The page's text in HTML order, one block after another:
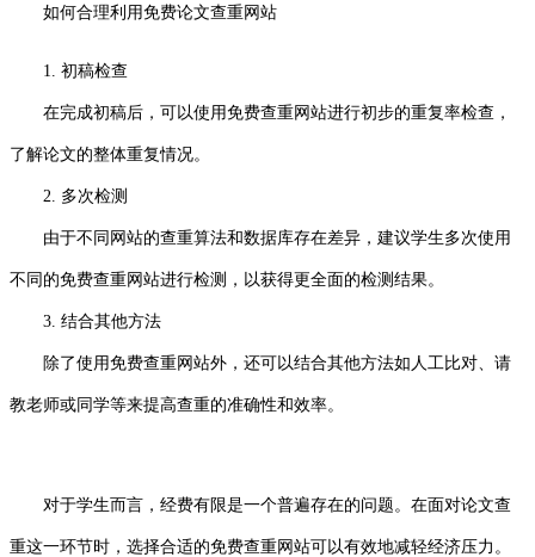
如何合理利用免费论文查重网站
1. 初稿检查
在完成初稿后，可以使用免费查重网站进行初步的重复率检查，
了解论文的整体重复情况。
2. 多次检测
由于不同网站的查重算法和数据库存在差异，建议学生多次使用
不同的免费查重网站进行检测，以获得更全面的检测结果。
3. 结合其他方法
除了使用免费查重网站外，还可以结合其他方法如人工比对、请
教老师或同学等来提高查重的准确性和效率。
对于学生而言，经费有限是一个普遍存在的问题。在面对论文查
重这一环节时，选择合适的免费查重网站可以有效地减轻经济压力。